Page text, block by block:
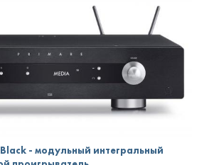
- модульный интегральный